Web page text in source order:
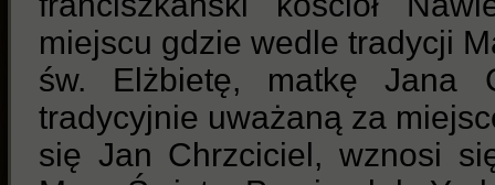
miejscu gdzie wedle tradycji
św. Elżbietę, matkę Jana
tradycyjnie uważaną za
się Jan Chrzciciel, wznosi